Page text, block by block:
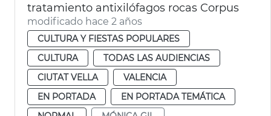
tratamiento antixilófagos rocas Corpus
modificado hace 2 años
CULTURA Y FIESTAS POPULARES
CULTURA
TODAS LAS AUDIENCIAS
CIUTAT VELLA
VALENCIA
EN PORTADA
EN PORTADA TEMÁTICA